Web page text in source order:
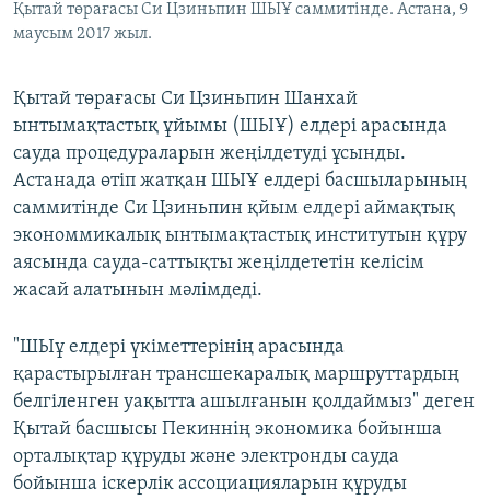
Басқа тілдерде
Қытай төрағасы Си Цзиньпин ШЫҰ саммитінде. Астана, 9
маусым 2017 жыл.
Қытай төрағасы Си Цзиньпин Шанхай
ынтымақтастық ұйымы (ШЫҰ) елдері арасында
сауда процедураларын жеңілдетуді ұсынды.
Астанада өтіп жатқан ШЫҰ елдері басшыларының
саммитінде Си Цзиньпин қйым елдері аймақтық
экономмикалық ынтымақтастық институтын құру
аясында сауда-саттықты жеңілдететін келісім
жасай алатынын мәлімдеді.
"ШЫұ елдері үкіметтерінің арасында
қарастырылған трансшекаралық маршруттардың
белгіленген уақытта ашылғанын қолдаймыз" деген
Қытай басшысы Пекиннің экономика бойынша
орталықтар құруды және электронды сауда
бойынша іскерлік ассоциацияларын құруды